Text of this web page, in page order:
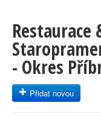
Restaurace
- Okres
Přidat novou